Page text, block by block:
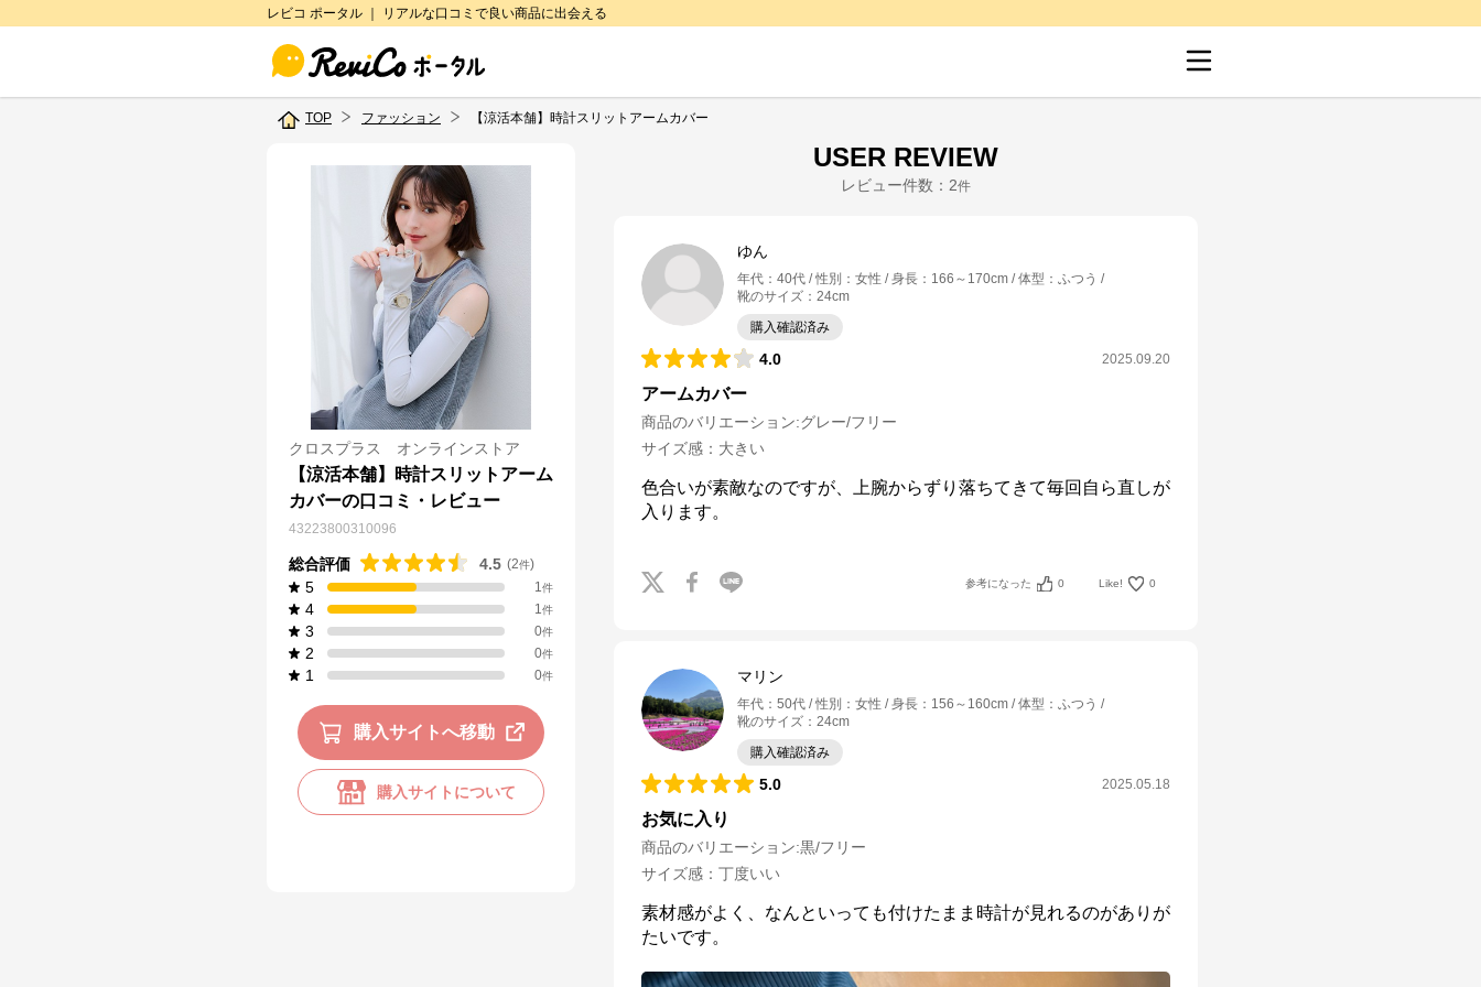
レビコ ポータル ｜ リアルな口コミで良い商品に出会える
TOP ファッション 【涼活本舗】時計スリットアームカバー
クロスプラス オンラインストア
【涼活本舗】時計スリットアーム
カバーの口コミ・レビュー
43223800310096
総合評価 4.5 (2件)
5 1件
4 1件
3 0件
2 0件
1 0件
購入サイトへ移動
購入サイトについて
USER REVIEW
レビュー件数： 2件
ゆん
年代 ： 40代 性別 ： 女性 身長 ： 166～170cm 体型 ： ふつう
靴のサイズ ： 24cm
購入確認済み
4.0 2025.09.20
アームカバー
商品のバリエーション:グレー/フリー
サイズ感 ： 大きい
色合いが素敵なのですが、上腕からずり落ちてきて毎回自ら直しが
入ります。
参考になった 0 Like! 0
マリン
年代 ： 50代 性別 ： 女性 身長 ： 156～160cm 体型 ： ふつう
靴のサイズ ： 24cm
購入確認済み
5.0 2025.05.18
お気に入り
商品のバリエーション:黒/フリー
サイズ感 ： 丁度いい
素材感がよく、なんといっても付けたまま時計が見れるのがありが
たいです。